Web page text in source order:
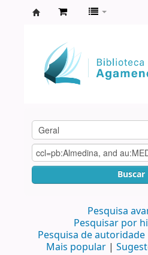
Agamenon
Magalhães
Buscar
Pesquisa
Pesquisar por
Pesquisa de autoridade
Mais popular